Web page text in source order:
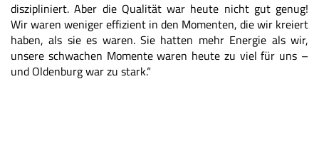
diszipliniert. Aber die Qualität war heute nicht gut genug!
Wir waren weniger effizient in den Momenten, die wir kreiert
haben, als sie es waren. Sie hatten mehr Energie als wir,
unsere schwachen Momente waren heute zu viel für uns –
und Oldenburg war zu stark.“